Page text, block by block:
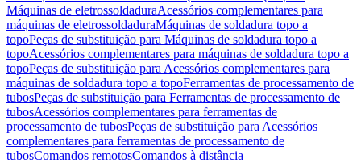
Máquinas de eletrossoldaduraAcessórios complementares para
máquinas de eletrossoldaduraMáquinas de soldadura topo a
topoPeças de substituição para Máquinas de soldadura topo a
topoAcessórios complementares para máquinas de soldadura topo a
topoPeças de substituição para Acessórios complementares para
máquinas de soldadura topo a topoFerramentas de processamento de
tubosPeças de substituição para Ferramentas de processamento de
tubosAcessórios complementares para ferramentas de
processamento de tubosPeças de substituição para Acessórios
complementares para ferramentas de processamento de
tubosComandos remotosComandos à distância